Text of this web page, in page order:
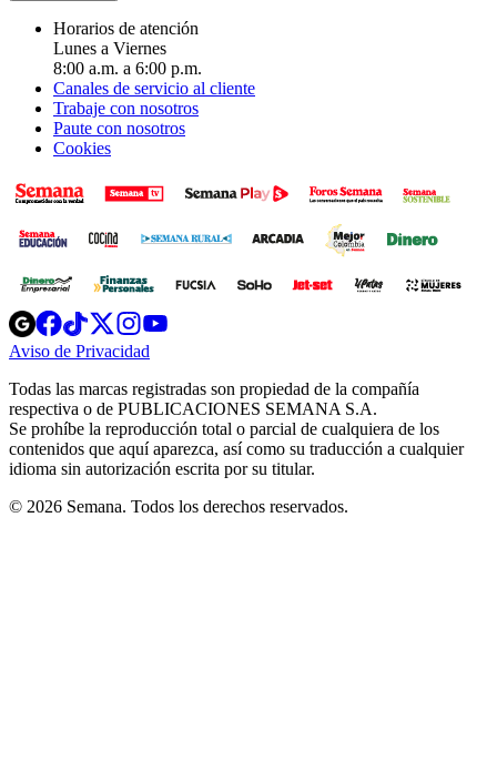
Horarios de atención
Lunes a Viernes
8:00 a.m. a 6:00 p.m.
Canales de servicio al cliente
Trabaje con nosotros
Paute con nosotros
Cookies
Opens
in
new
Opens
in
new
Opens
in
new
window
Opens
new
windowwindow
Aviso de Privacidad
new
window
Todas las marcas registradas son propiedad de la compañía
respectiva o de PUBLICACIONES SEMANA S.A.
Se prohíbe la reproducción total o parcial de cualquiera de los
contenidos que aquí aparezca, así como su traducción a cualquier
idioma sin autorización escrita por su titular.
© 2026 Semana. Todos los derechos reservados.